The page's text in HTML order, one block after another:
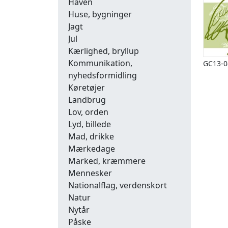
Huse, bygninger
Jagt
Jul
Kærlighed, bryllup
Kommunikation,
nyhedsformidling
Køretøjer
Landbrug
Lov, orden
Lyd, billede
Mad, drikke
Mærkedage
Marked, kræmmere
Mennesker
Nationalflag, verdenskort
Natur
Nytår
Påske
GC13-